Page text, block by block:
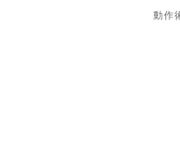
動作